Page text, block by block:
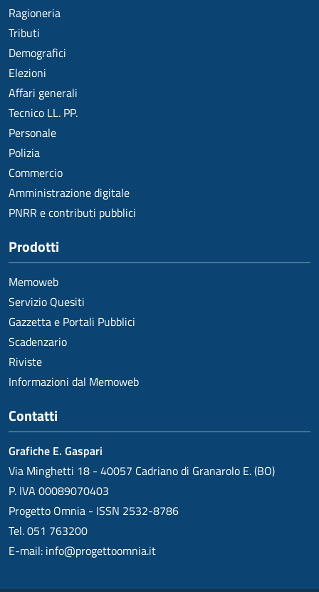
Ragioneria
Tributi
Demografici
Elezioni
Affari generali
Tecnico LL. PP.
Personale
Polizia
Commercio
Amministrazione digitale
PNRR e contributi pubblici
Prodotti
Memoweb
Servizio Quesiti
Gazzetta e Portali Pubblici
Scadenzario
Riviste
Informazioni dal Memoweb
Contatti
Grafiche E. Gaspari
Via Minghetti 18 - 40057 Cadriano di Granarolo E. (BO)
P. IVA 00089070403
Progetto Omnia - ISSN 2532-8786
Tel. 051 763200
E-mail: info@progettoomnia.it